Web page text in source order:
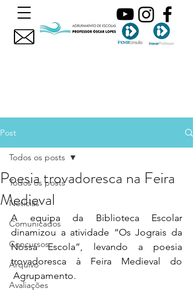
Post
Todos os posts
Noticias
Comunicados
Concursos
Arquivo
Avaliações
Todos os posts
Poesia trovadoresca na Feira
Medieval
A equipa da Biblioteca Escolar
dinamizou a atividade “Os Jograis da
Nossa Escola”, levando a poesia
trovadoresca à Feira Medieval do
Agrupamento.